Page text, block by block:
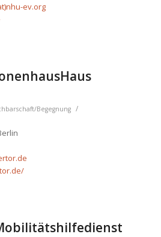
ev.org
Begegnung /